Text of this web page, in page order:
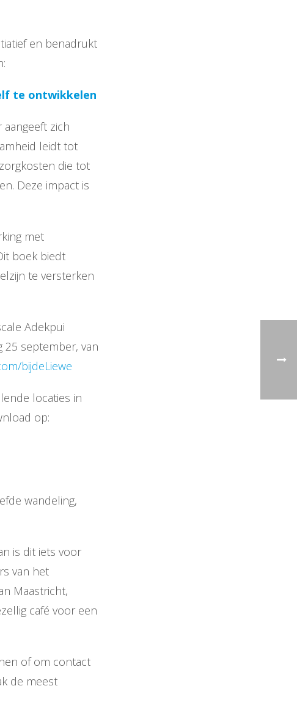
en benadrukt
te ontwikkelen
zich
leidt tot
die tot
Deze impact is
met
boek biedt
te versterken
Adekpui
september, van
bijdeLiewe
locaties in
op:
wandeling,
is dit iets voor
van het
Maastricht,
café voor een
of om contact
de meest